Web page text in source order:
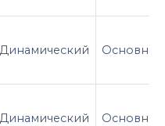
Динамический Основные
Динамический Основные